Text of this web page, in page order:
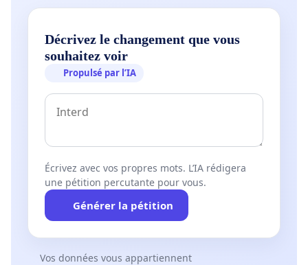
Décrivez le changement que vous
souhaitez voir
Propulsé par l’IA
Écrivez avec vos propres mots. L’IA rédigera
une pétition percutante pour vous.
Générer la pétition
Vos données vous appartiennent